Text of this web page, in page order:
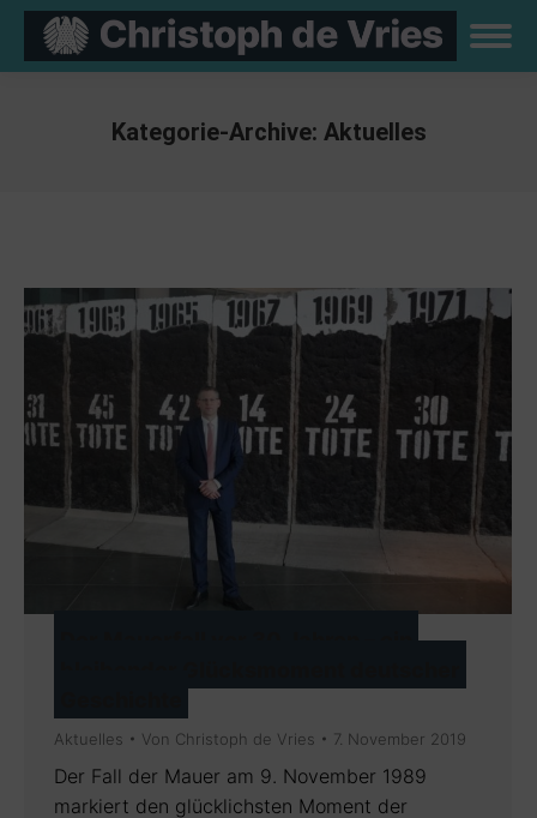
Kategorie-Archive: Aktuelles
Aktuelles Von Christoph de Vries 7. November 2019
Der Fall der Mauer am 9. November 1989
markiert den glücklichsten Moment der